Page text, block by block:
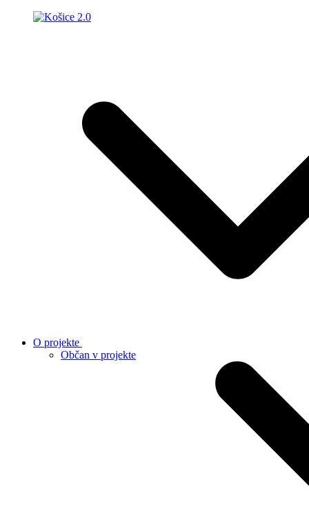
O projekte
Občan v projekte